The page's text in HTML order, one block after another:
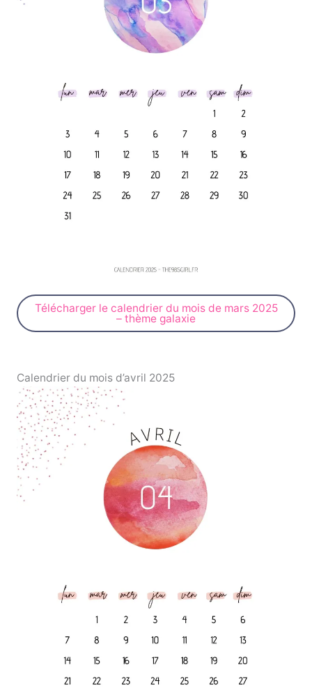
Télécharger le calendrier du mois de mars 2025
– thème galaxie
Calendrier du mois d’avril 2025